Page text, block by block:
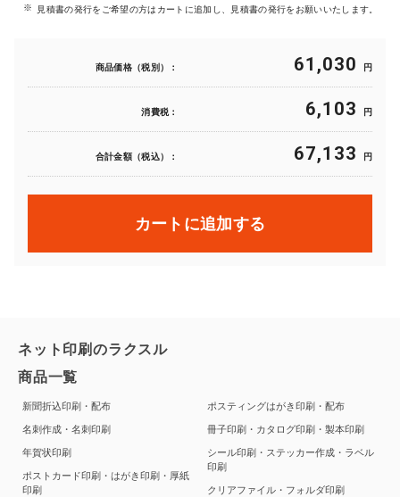
見積書の発行をご希望の方はカートに追加し、見積書の発行をお願いいたします。
商品価格（税別）： 61,030 円
消費税： 6,103 円
合計金額（税込）： 67,133 円
カートに追加する
ネット印刷のラクスル
商品一覧
新聞折込印刷・配布
名刺作成・名刺印刷
年賀状印刷
ポストカード印刷・はがき印刷・厚紙
印刷
ポスティングはがき印刷・配布
冊子印刷・カタログ印刷・製本印刷
シール印刷・ステッカー作成・ラベル
印刷
クリアファイル・フォルダ印刷